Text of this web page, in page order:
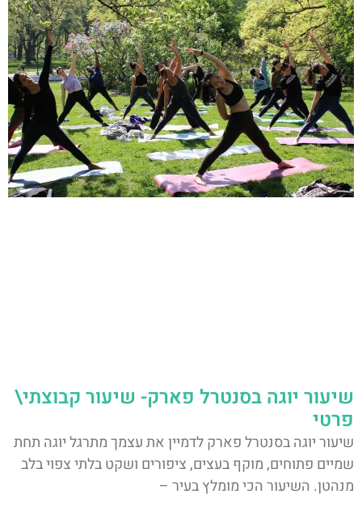
שיעור יוגה בסנטרל פארק- שיעור קבוצתי\
פרטי
שיעור יוגה בסנטרל פארק לדמיין את עצמך מתרגל יוגה תחת
שמיים פתוחים, מוקף בעצים, ציפורים ושקט בלתי צפוי בלב
מנהטן. השיעור הכי מומלץ בעיר –